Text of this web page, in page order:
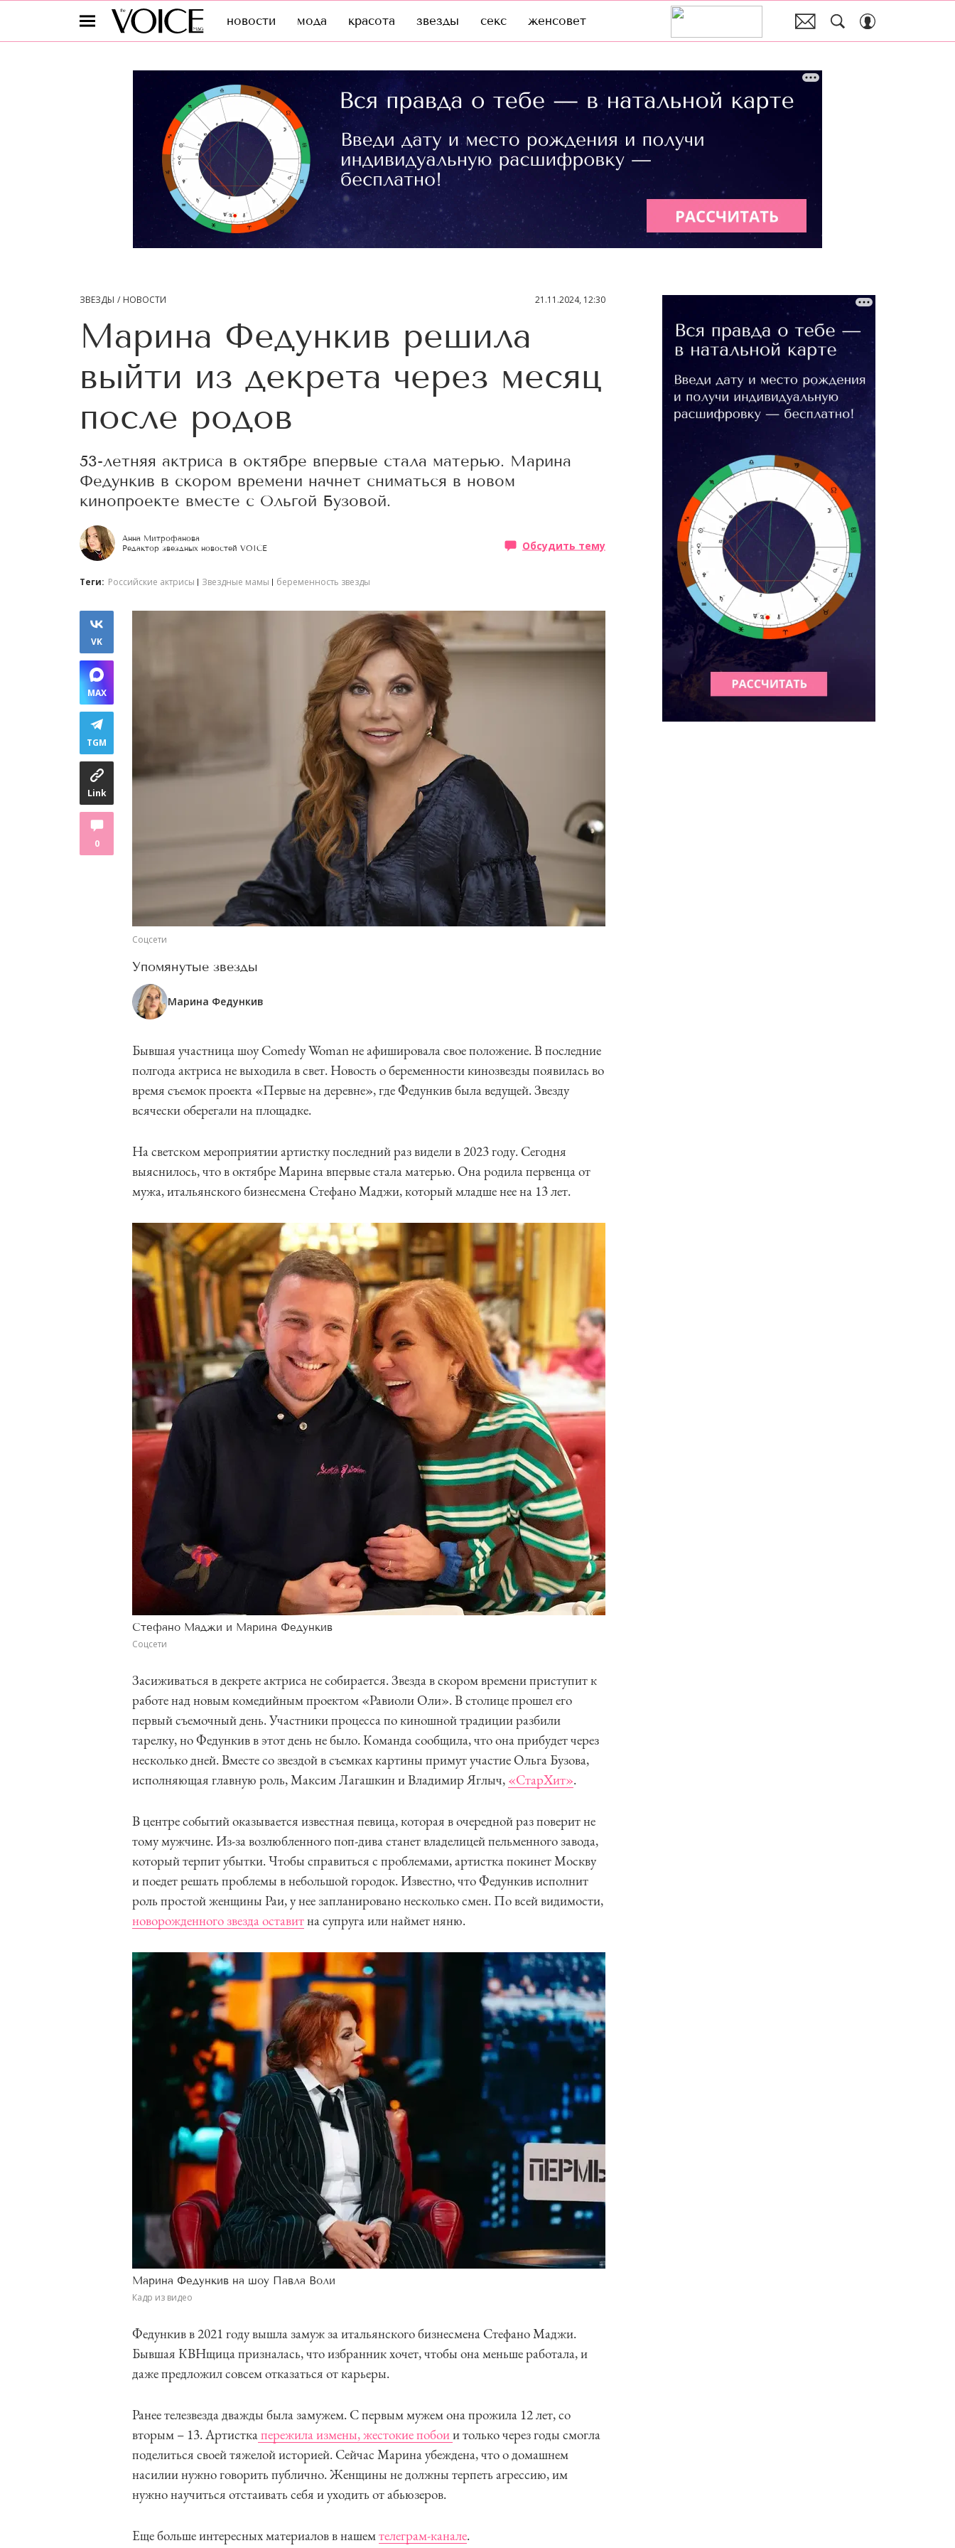
новости мода красота звезды секс женсовет
ЗВЕЗДЫ НОВОСТИ 21.11.2024, 12:30
Марина Федункив решила
выйти из декрета через месяц
после родов
53-летняя актриса в октябре впервые стала матерью. Марина
Федункив в скором времени начнет сниматься в новом
кинопроекте вместе с Ольгой Бузовой.
Анна Митрофанова
Редактор звездных новостей VOICE
Обсудить тему
Теги: Российские актрисы Звездные мамы беременность звезды
VK
MAX
TGM
Link
0
Соцсети
Упомянутые звезды
Марина Федункив
Бывшая участница шоу Comedy Woman не афишировала свое положение. В последние
полгода актриса не выходила в свет. Новость о беременности кинозвезды появилась во
время съемок проекта «Первые на деревне», где Федункив была ведущей. Звезду
всячески оберегали на площадке.
На светском мероприятии артистку последний раз видели в 2023 году. Сегодня
выяснилось, что в октябре Марина впервые стала матерью. Она родила первенца от
мужа, итальянского бизнесмена Стефано Маджи, который младше нее на 13 лет.
Стефано Маджи и Марина Федункив
Соцсети
Засиживаться в декрете актриса не собирается. Звезда в скором времени приступит к
работе над новым комедийным проектом «Равиоли Оли». В столице прошел его
первый съемочный день. Участники процесса по киношной традиции разбили
тарелку, но Федункив в этот день не было. Команда сообщила, что она прибудет через
несколько дней. Вместе со звездой в съемках картины примут участие Ольга Бузова,
исполняющая главную роль, Максим Лагашкин и Владимир Яглыч, «СтарХит».
В центре событий оказывается известная певица, которая в очередной раз поверит не
тому мужчине. Из-за возлюбленного поп-дива станет владелицей пельменного завода,
который терпит убытки. Чтобы справиться с проблемами, артистка покинет Москву
и поедет решать проблемы в небольшой городок. Известно, что Федункив исполнит
роль простой женщины Раи, у нее запланировано несколько смен. По всей видимости,
новорожденного звезда оставитна супруга или наймет няню.
Марина Федункив на шоу Павла Воли
Кадр из видео
Федункив в 2021 году вышла замуж за итальянского бизнесмена Стефано Маджи.
Бывшая КВНщица призналась, что избранник хочет, чтобы она меньше работала, и
даже предложил совсем отказаться от карьеры.
Ранее телезвезда дважды была замужем. С первым мужем она прожила 12 лет, со
вторым – 13. Артисткапережила измены, жестокие побоии только через годы смогла
поделиться своей тяжелой историей. Сейчас Марина убеждена, что о домашнем
насилии нужно говорить публично. Женщины не должны терпеть агрессию, им
нужно научиться отстаивать себя и уходить от абьюзеров.
Еще больше интересных материалов в нашемтелеграм-канале.